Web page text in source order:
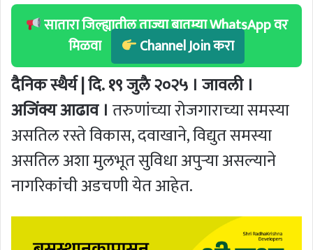
सातारा जिल्ह्यातील ताज्या बातम्या WhatsApp वर
मिळवा
Channel Join करा
दैनिक स्थैर्य | दि. १९ जुलै २०२५ । जावली ।
अजिंक्य आढाव । तरुणांच्या रोजगाराच्या समस्या
असतिल रस्ते विकास, दवाखाने, विद्युत समस्या
असतिल अशा मुलभूत सुविधा अपुऱ्या असल्याने
नागरिकांंची अडचणी येत आहेत.